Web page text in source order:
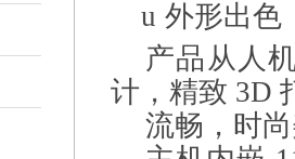
u 外形出色
产品从人
计，精致 3D
流畅，时